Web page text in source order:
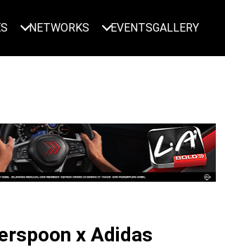
NETWORKS EVENTSGALLERY
x Adidas